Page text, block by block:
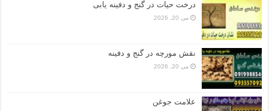
درخت حیات در گنج و دفینه یابی
می 20, 2026
نقش مورچه در گنج و دفینه
می 20, 2026
علامت جوغن